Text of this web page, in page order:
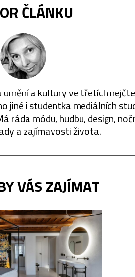
ČLÁNKU
a kultury ve třetích
jiné i studentka mediálních
ráda módu, hudbu, design,
a zajímavosti života.
VÁS ZAJÍMAT